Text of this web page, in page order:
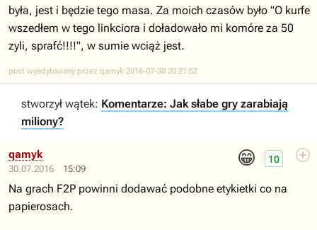
była, jest i będzie tego masa. Za moich czasów było "O kurfe
wszedłem w tego linkciora i doładowało mi komóre za 50
zyli, sprafć!!!!", w sumie wciąż jest.
post wyedytowany przez qamyk 2016-07-30 20:21:52
stworzył wątek: Komentarze: Jak słabe gry zarabiają
miliony?
30.07.2016 15:09
😁 10
qamyk
Na grach F2P powinni dodawać podobne etykietki co na
papierosach.